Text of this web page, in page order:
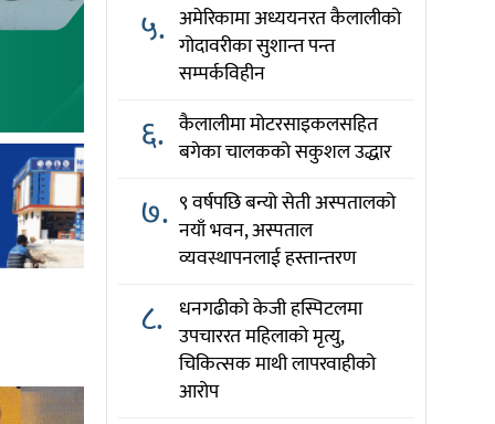
५. अमेरिकामा अध्ययनरत कैलालीको
गोदावरीका सुशान्त पन्त
सम्पर्कविहीन
६. कैलालीमा मोटरसाइकलसहित
बगेका चालकको सकुशल उद्धार
७. ९ वर्षपछि बन्यो सेती अस्पतालको
नयाँ भवन, अस्पताल
व्यवस्थापनलाई हस्तान्तरण
८. धनगढीको केजी हस्पिटलमा
उपचाररत महिलाको मृत्यु,
चिकित्सक माथी लापरवाहीको
आरोप